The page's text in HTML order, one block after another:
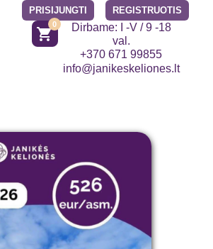
PRISIJUNGTI REGISTRUOTIS
shopping_cart
0
Dirbame: I -V / 9 -18
val.
+370 671 99855
info@janikeskeliones.lt